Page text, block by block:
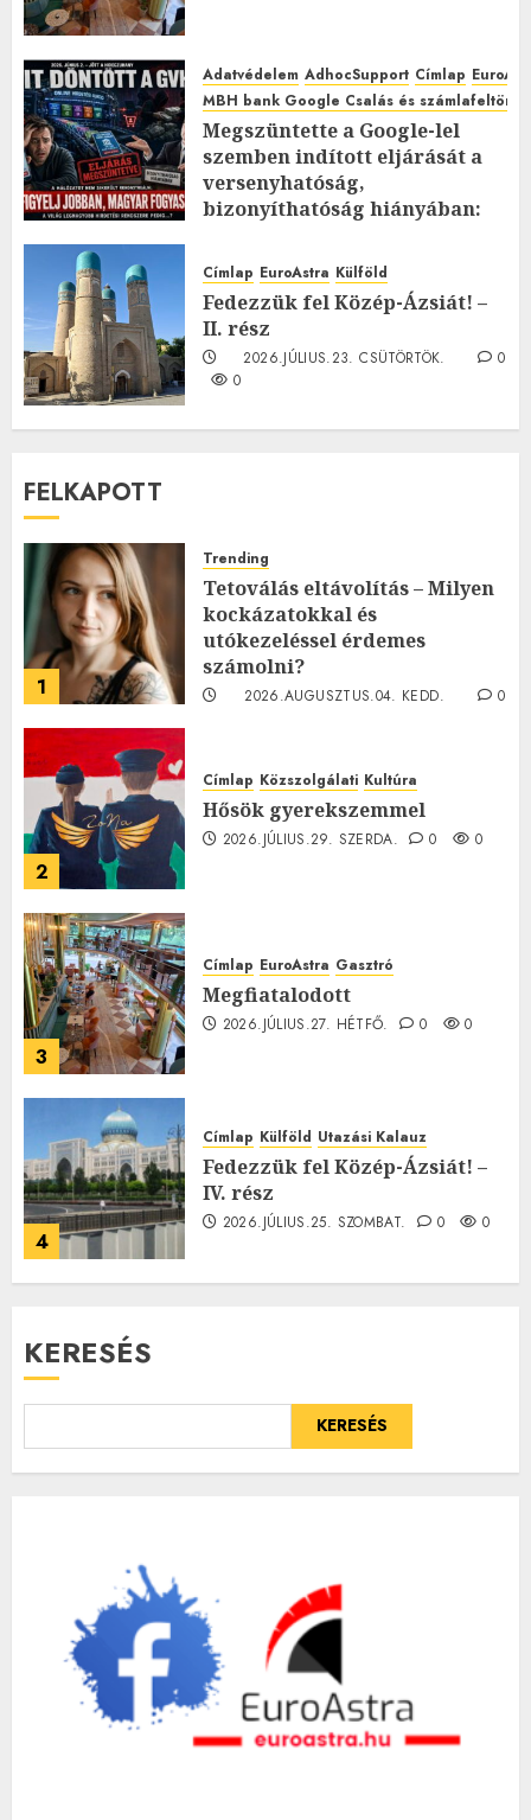
Adatvédelem AdhocSupport Címlap
MBH bank Google Csalás és
Megszüntette a Google-lel
szemben indított eljárását a
versenyhatóság,
bizonyíthatóság hiányában:
2026.JÚLIUS.23. CSÜTÖRTÖK.
0
Címlap EuroAstra Külföld
Fedezzük fel Közép-Ázsiát! –
II. rész
2026.JÚLIUS.23. CSÜTÖRTÖK.
0
0
FELKAPOTT
1
Trending
Tetoválás eltávolítás – Milyen
kockázatokkal és
utókezeléssel érdemes
számolni?
2026.AUGUSZTUS.04. KEDD.
0
2
Címlap Közszolgálati Kultúra
Hősök gyerekszemmel
2026.JÚLIUS.29. SZERDA. 0 0
3
Címlap EuroAstra Gasztró
Megfiatalodott
2026.JÚLIUS.27. HÉTFŐ. 0 0
4
Címlap Külföld Utazási Kalauz
Fedezzük fel Közép-Ázsiát! –
IV. rész
2026.JÚLIUS.25. SZOMBAT. 0 0
KERESÉS
KERESÉS